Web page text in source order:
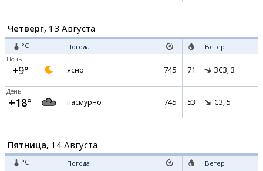
Четверг, 13 Августа
°C Погода Ветер
Ночь
+9° ясно 745 71 ЗСЗ, 3
День
+18° пасмурно 745 53 СЗ, 5
Пятница, 14 Августа
°C Погода Ветер